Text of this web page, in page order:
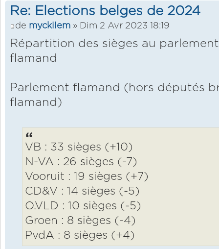
Re: Elections belges de 2024
de myckilem » Dim 2 Avr 2023 18:19
Répartition des sièges au
flamand
Parlement flamand (hors députés
flamand)
VB : 33 sièges (+10)
N-VA : 26 sièges (-7)
Vooruit : 19 sièges (+7)
CD&V : 14 sièges (-5)
O.VLD : 10 sièges (-5)
Groen : 8 sièges (-4)
PvdA : 8 sièges (+4)